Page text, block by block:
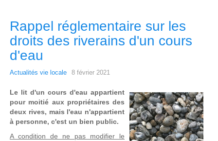
Rappel réglementaire sur les
droits des riverains d'un cours
d'eau
Actualités vie locale 8 février 2021
Le lit d'un cours d'eau appartient
pour moitié aux propriétaires des
deux rives, mais l'eau n'appartient
à personne, c'est un bien public.
A condition de ne pas modifier le